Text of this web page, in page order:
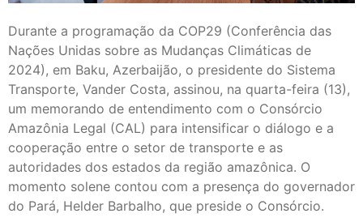
Durante a programação da COP29 (Conferência das
Nações Unidas sobre as Mudanças Climáticas de
2024), em Baku, Azerbaijão, o presidente do Sistema
Transporte, Vander Costa, assinou, na quarta-feira (13),
um memorando de entendimento com o Consórcio
Amazônia Legal (CAL) para intensificar o diálogo e a
cooperação entre o setor de transporte e as
autoridades dos estados da região amazônica. O
momento solene contou com a presença do governador
do Pará, Helder Barbalho, que preside o Consórcio.